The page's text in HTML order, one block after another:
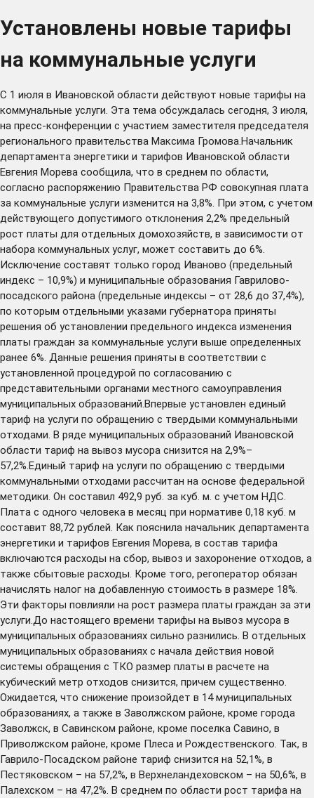
Установлены новые тарифы
на коммунальные услуги
С 1 июля в Ивановской области действуют новые тарифы на
коммунальные услуги. Эта тема обсуждалась сегодня, 3 июля,
на пресс-конференции с участием заместителя председателя
регионального правительства Максима Громова.Начальник
департамента энергетики и тарифов Ивановской области
Евгения Морева сообщила, что в среднем по области,
согласно распоряжению Правительства РФ совокупная плата
за коммунальные услуги изменится на 3,8%. При этом, с учетом
действующего допустимого отклонения 2,2% предельный
рост платы для отдельных домохозяйств, в зависимости от
набора коммунальных услуг, может составить до 6%.
Исключение составят только город Иваново (предельный
индекс – 10,9%) и муниципальные образования Гаврилово-
посадского района (предельные индексы – от 28,6 до 37,4%),
по которым отдельными указами губернатора приняты
решения об установлении предельного индекса изменения
платы граждан за коммунальные услуги выше определенных
ранее 6%. Данные решения приняты в соответствии с
установленной процедурой по согласованию с
представительными органами местного самоуправления
муниципальных образований.Впервые установлен единый
тариф на услуги по обращению с твердыми коммунальными
отходами. В ряде муниципальных образований Ивановской
области тариф на вывоз мусора снизится на 2,9%–
57,2%.Единый тариф на услуги по обращению с твердыми
коммунальными отходами рассчитан на основе федеральной
методики. Он составил 492,9 руб. за куб. м. с учетом НДС.
Плата с одного человека в месяц при нормативе 0,18 куб. м
составит 88,72 рублей. Как пояснила начальник департамента
энергетики и тарифов Евгения Морева, в состав тарифа
включаются расходы на сбор, вывоз и захоронение отходов, а
также сбытовые расходы. Кроме того, регоператор обязан
начислять налог на добавленную стоимость в размере 18%.
Эти факторы повлияли на рост размера платы граждан за эти
услуги.До настоящего времени тарифы на вывоз мусора в
муниципальных образованиях сильно разнились. В отдельных
муниципальных образованиях с начала действия новой
системы обращения с ТКО размер платы в расчете на
кубический метр отходов снизится, причем существенно.
Ожидается, что снижение произойдет в 14 муниципальных
образованиях, а также в Заволжском районе, кроме города
Заволжск, в Савинском районе, кроме поселка Савино, в
Приволжском районе, кроме Плеса и Рождественского. Так, в
Гаврило-Посадском районе тариф снизится на 52,1%, в
Пестяковском – на 57,2%, в Верхнеландеховском – на 50,6%, в
Палехском – на 47,2%. В среднем по области рост тарифа на